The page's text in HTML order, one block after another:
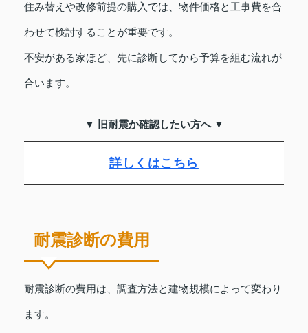
住み替えや改修前提の購入では、物件価格と工事費を合
わせて検討することが重要です。
不安がある家ほど、先に診断してから予算を組む流れが
合います。
▼ 旧耐震か確認したい方へ ▼
詳しくはこちら
耐震診断の費用
耐震診断の費用は、調査方法と建物規模によって変わり
ます。